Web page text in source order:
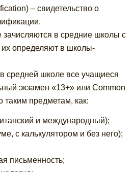
– свидетельство о
зачисляются в средние школы с
их определяют в школы-
средней школе все учащиеся
экзамен «13+» или Common
таким предметам, как:
и международный);
с калькулятором и без него);
письменность;